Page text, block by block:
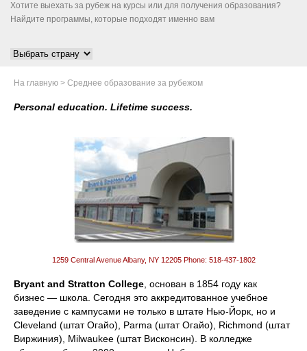
Хотите выехать за рубеж на курсы или для получения образования?
Найдите программы, которые подходят именно вам
На главную > Среднее образование за рубежом
Personal education. Lifetime success.
1259 Central Avenue Albany, NY 12205 Phone: 518-437-1802
Bryant and Stratton College , основан в 1854 году как
бизнес — школа. Сегодня это аккредитованное учебное
заведение с кампусами не только в штате Нью-Йорк, но и
Cleveland (штат Огайо), Parma (штат Огайо), Richmond (штат
Виржиния), Milwaukee (штат Висконсин). В колледже